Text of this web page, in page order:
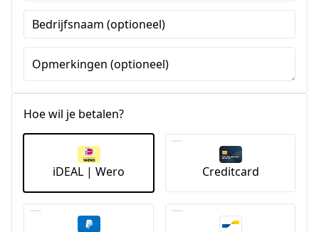
Staten
+1
Bedrijfsnaam (optioneel)
Opmerkingen (optioneel)
Hoe wil je betalen?
iDEAL | Wero Creditcard